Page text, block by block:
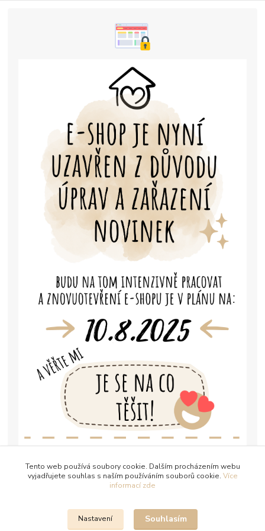
Tento web používá soubory cookie. Dalším procházením webu
vyjadřujete souhlas s naším používáním souborů cookie. Více
informací zde
Nastavení Souhlasím